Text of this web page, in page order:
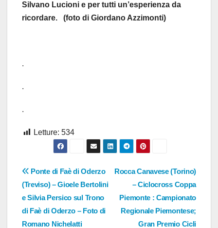
Silvano Lucioni e per tutti un’esperienza da
ricordare. (foto di Giordano Azzimonti)
.
.
.
Letture: 534
Navigazione
articoli
Rocca Canavese (Torino)
– Ciclocross Coppa
Piemonte : Campionato
Regionale Piemontese;
Gran Premio Cicli
Ponte di Faè di Oderzo
(Treviso) – Gioele Bertolini
e Silvia Persico sul Trono
di Faè di Oderzo – Foto di
Romano Nichelatti